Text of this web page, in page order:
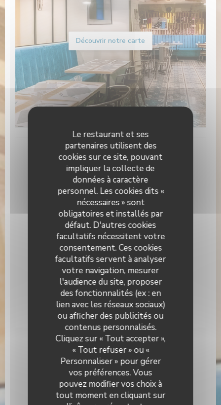
Le restaurant et ses
partenaires utilisent des
cookies sur ce site, pouvant
impliquer la collecte de
données à caractère
personnel. Les cookies dits «
nécessaires » sont
obligatoires et installés par
défaut. D'autres cookies
facultatifs nécessitent votre
consentement. Ces cookies
facultatifs servent à analyser
votre navigation, mesurer
l'audience du site, proposer
des fonctionnalités (ex : en
lien avec les réseaux sociaux)
ou afficher des publicités ou
contenus personnalisés.
Cliquez sur « Tout accepter »,
« Tout refuser » ou «
Personnaliser » pour gérer
vos préférences. Vous
pouvez modifier vos choix à
tout moment en cliquant sur
Découvrir notre carte
Infos pratiques
Cuisine
Gourmande et saine, Italienne
Type de restaurant
Pizzeria, Restaurant Traditionnel, Brasserie
Services
Climatisation, Accès aux personnes à mobilité
réduite, Terrasse
Moyens de paiement
Paiement Sans Contact, Eurocard/Mastercard,
Titres restaurant, Espèces, Visa, Chèques
Vacances, Carte Bleue
Horaires
Jeu 12h00 - 14h00 19h00 - 22h00
Pizzeria Giuseppino